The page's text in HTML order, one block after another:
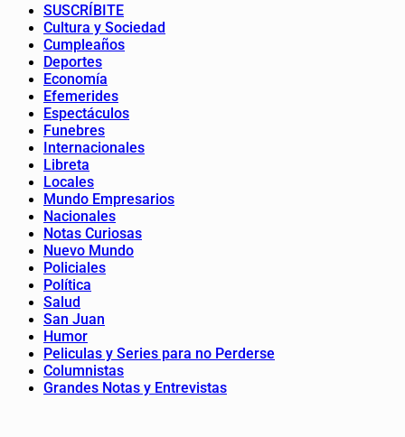
SUSCRÍBITE
Cultura y Sociedad
Cumpleaños
Deportes
Economía
Efemerides
Espectáculos
Funebres
Internacionales
Libreta
Locales
Mundo Empresarios
Nacionales
Notas Curiosas
Nuevo Mundo
Policiales
Política
Salud
San Juan
Humor
Peliculas y Series para no Perderse
Columnistas
Grandes Notas y Entrevistas